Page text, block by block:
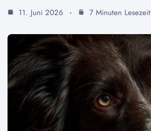
11. Juni 2026
7 Minuten Lesezeit